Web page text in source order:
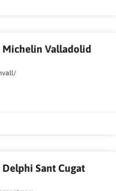
Michelin Valladolid
Delphi Sant Cugat